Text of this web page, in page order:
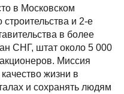
в Московском
и 2-е
в более
СНГ, штат около 5 000
Миссия
жизни в
и сохранять людям